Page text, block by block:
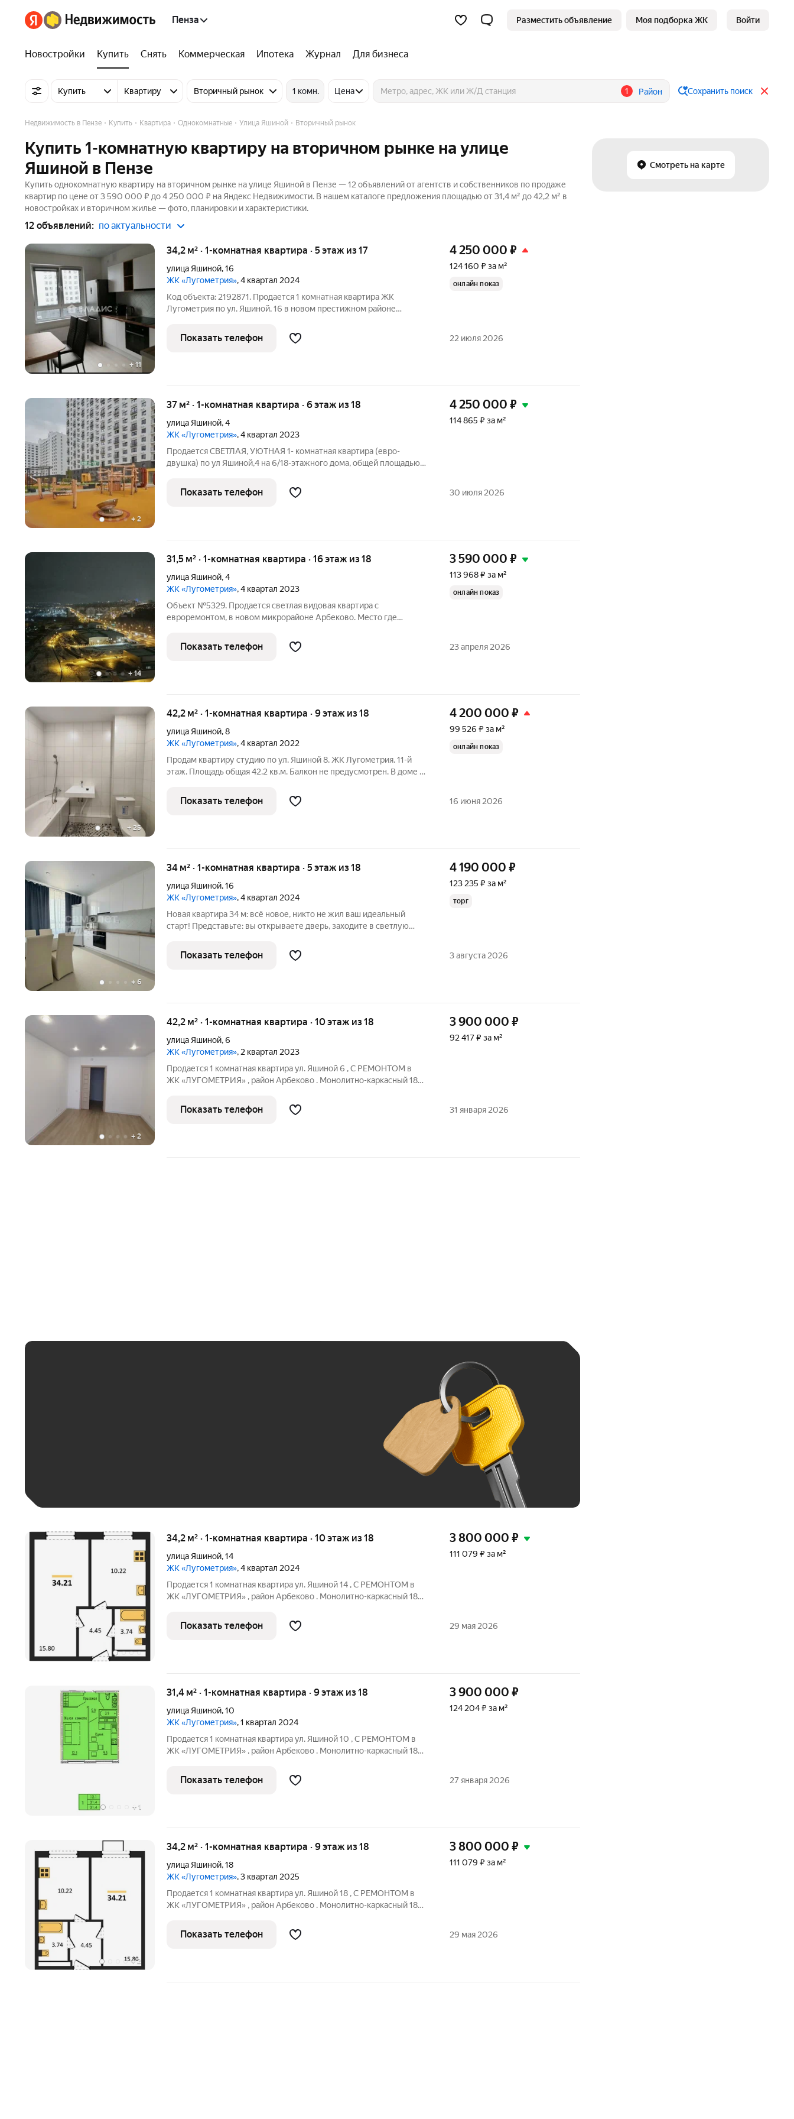
Пенза Разместить объявление Моя подборка ЖК Войти
Новостройки Купить Снять Коммерческая Ипотека Журнал Для бизнеса
Купить Квартиру Вторичный рынок 1 комн. Цена 1 Район Сохранить поиск
Смотреть на карте
Недвижимость в Пензе Купить Квартира Однокомнатные Улица Яшиной Вторичный рынок
Купить 1-комнатную квартиру на вторичном рынке на улице
Яшиной в Пензе
Купить однокомнатную квартиру на вторичном рынке на улице Яшиной в Пензе — 12 объявлений от агентств и собственников по продаже
квартир по цене от 3 590 000 ₽ до 4 250 000 ₽ на Яндекс Недвижимости. В нашем каталоге предложения площадью от 31,4 м² до 42,2 м² в
новостройках и вторичном жилье — фото, планировки и характеристики.
12 объявлений: по актуальности
+ 11
34,2 м² · 1-комнатная квартира · 5 этаж из 17
улица Яшиной,16
ЖК «Лугометрия», 4 квартал 2024
Код объекта: 2192871. Продается 1 комнатная квартира ЖК
Лугометрия по ул. Яшиной, 16 в новом престижном районе
качество. Квартира расположена на 5 этаже 17-этажного
монолитного дома,
4 250 000 ₽
124 160 ₽ за м²
онлайн показ
Показать телефон 22 июля 2026
+ 2
37 м² · 1-комнатная квартира · 6 этаж из 18
улица Яшиной,4
ЖК «Лугометрия», 4 квартал 2023
Продается СВЕТЛАЯ, УЮТНАЯ 1- комнатная квартира (евро-
двушка) по ул Яшиной,4 на 6/18-этажного дома, общей площадью
«Лугометрия». Квартира с готовым ремонтом, дорогой мебелью и
4 250 000 ₽
114 865 ₽ за м²
Показать телефон 30 июля 2026
+14
31,5 м² · 1-комнатная квартира · 16 этаж из 18
улица Яшиной,4
ЖК «Лугометрия», 4 квартал 2023
Объект №5329. Продается светлая видовая квартира с
евроремонтом, в новом микрорайоне Арбеково. Место где
от 5%, сертификаты- обсуждаем любую форму оплаты! Аренда
похожей квартиры от
3 590 000 ₽
113 968 ₽ за м²
онлайн показ
Показать телефон 23 апреля 2026
+ 25
42,2 м² · 1-комнатная квартира · 9 этаж из 18
улица Яшиной,8
ЖК «Лугометрия», 4 квартал 2022
Продам квартиру студию по ул. Яшиной 8. ЖК Лугометрия. 11-й
этаж. Площадь общая 42.2 кв.м. Балкон не предусмотрен. В доме 3
двери из эко-шпoна; пластиковые окна класса А+ (высокая
шумоизоляция
4 200 000 ₽
99 526 ₽ за м²
онлайн показ
Показать телефон 16 июня 2026
+ 6
34 м² · 1-комнатная квартира · 5 этаж из 18
улица Яшиной,16
ЖК «Лугометрия», 4 квартал 2024
Новая квартира 34 м: всё новое, никто не жил ваш идеальный
старт! Представьте: вы открываете дверь, заходите в светлую
нужно. Никаких следов прежних жильцов, никаких переделок:
ремонт
4 190 000 ₽
123 235 ₽ за м²
торг
Показать телефон 3 августа 2026
+ 2
42,2 м² · 1-комнатная квартира · 10 этаж из 18
улица Яшиной,6
ЖК «Лугометрия», 2 квартал 2023
Продается 1 комнатная квартира ул. Яшиной 6 , С РЕМОНТОМ в
ЖК «ЛУГОМЕТРИЯ» , район Арбеково . Монолитно-каркасный 18
площадь 25,2м2. Кухня 8,9м2.. С/у совмещенный . Имеется выбор
этажей и
3 900 000 ₽
92 417 ₽ за м²
Показать телефон 31 января 2026
34,2 м² · 1-комнатная квартира · 10 этаж из 18
улица Яшиной,14
ЖК «Лугометрия», 4 квартал 2024
Продается 1 комнатная квартира ул. Яшиной 14 , С РЕМОНТОМ в
ЖК «ЛУГОМЕТРИЯ» , район Арбеково . Монолитно-каркасный 18
площадь 15,8 кв.м.. Кухня 10,22кв.м.. С/у совмещенный . Имеется
выбор
3 800 000 ₽
111 079 ₽ за м²
Показать телефон 29 мая 2026
+ 1
31,4 м² · 1-комнатная квартира · 9 этаж из 18
улица Яшиной,10
ЖК «Лугометрия», 1 квартал 2024
Продается 1 комнатная квартира ул. Яшиной 10 , С РЕМОНТОМ в
ЖК «ЛУГОМЕТРИЯ» , район Арбеково . Монолитно-каркасный 18
12,1кв.м..Кухня 9,5кв.м. . С/у совмещенный . Квартира с готовым
ремонтом:
3 900 000 ₽
124 204 ₽ за м²
Показать телефон 27 января 2026
+2
34,2 м² · 1-комнатная квартира · 9 этаж из 18
улица Яшиной,18
ЖК «Лугометрия», 3 квартал 2025
Продается 1 комнатная квартира ул. Яшиной 18 , С РЕМОНТОМ в
ЖК «ЛУГОМЕТРИЯ» , район Арбеково . Монолитно-каркасный 18
площадь 15,8 кв.м.. Кухня 10,22кв.м.. С/у совмещенный . Имеется
выбор
3 800 000 ₽
111 079 ₽ за м²
Показать телефон 29 мая 2026